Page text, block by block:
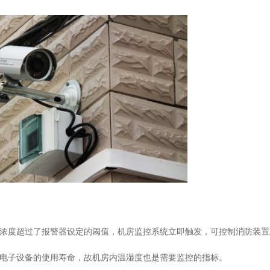
度超过了报警器设定的阈值 ， 机房监控系统立即触发， 可控制消防装置
子设备的使用寿命， 故机房内温湿度也是需要监控的指标。